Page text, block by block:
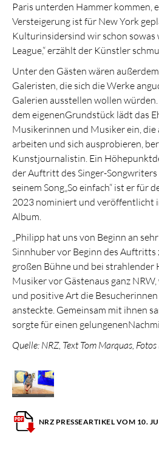
Paris unterden Hammer kommen,
Versteigerung ist für New York
Kulturinsidersind wir schon sowas
League,“ erzählt der Künstler
Unter den Gästen wären
Galeristen, die sich die Werke
Galerien ausstellen wollen
dem eigenenGrundstück lädt das
Musikerinnen und Musiker ein,
arbeiten und sich ausprobieren,
Kunstjournalistin. Ein
der Auftritt des Singer-
seinem Song„So einfach“ ist er für
2023 nominiert und veröffentlicht
Album.
„Philipp hat uns von Beginn an
Sinnhuber vor Beginn des
großen Bühne und bei strahlender
Musiker vor Gästenaus ganz
und positive Art die
ansteckte. Gemeinsam mit ihnen
sorgte für einen
Quelle: NRZ, Text Tom Marquas,
NRZ PRESSEARTIKEL VOM 10.